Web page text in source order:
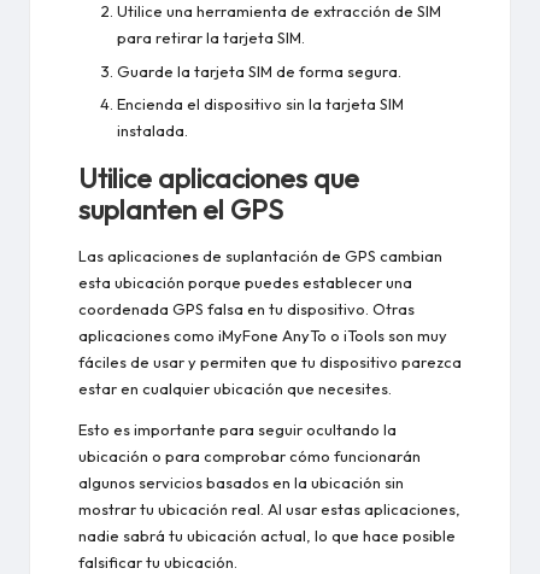
Utilice una herramienta de extracción de SIM
para retirar la tarjeta SIM.
Guarde la tarjeta SIM de forma segura.
Encienda el dispositivo sin la tarjeta SIM
instalada.
Utilice aplicaciones que
suplanten el GPS
Las aplicaciones de suplantación de GPS cambian
esta ubicación porque puedes establecer una
coordenada GPS falsa en tu dispositivo. Otras
aplicaciones como iMyFone AnyTo o iTools son muy
fáciles de usar y permiten que tu dispositivo parezca
estar en cualquier ubicación que necesites.
Esto es importante para seguir ocultando la
ubicación o para comprobar cómo funcionarán
algunos servicios basados en la ubicación sin
mostrar tu ubicación real. Al usar estas aplicaciones,
nadie sabrá tu ubicación actual, lo que hace posible
falsificar tu ubicación.